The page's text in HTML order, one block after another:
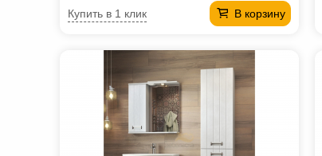
В корзину
Купить в 1 клик